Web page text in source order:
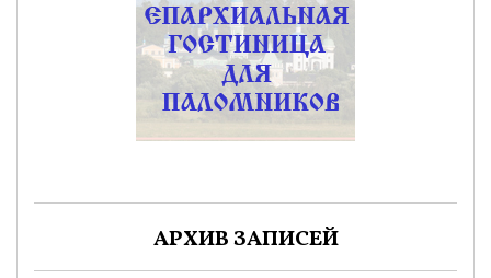
АРХИВ ЗАПИСЕЙ